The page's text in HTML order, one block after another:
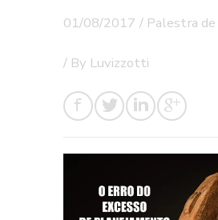
01/08/2017 / Palestra de
/ By Luvizzotti